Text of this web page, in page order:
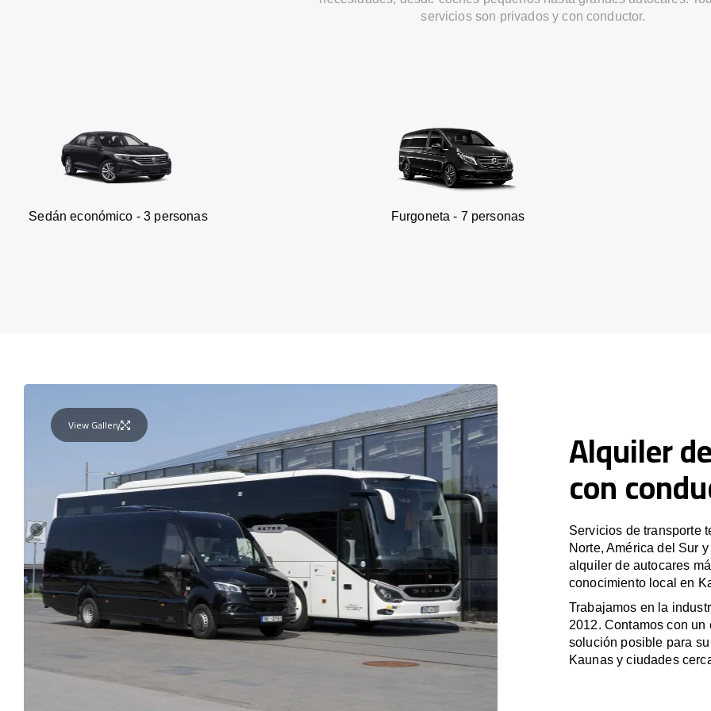
servicios son privados y con conductor.
- 3 personas Furgoneta - 7 personas SUV -
View Gallery Alquiler
con
Servicios de transporte
Norte, América del Sur
alquiler de autocares
conocimiento local en
Trabajamos en la
2012. Contamos con
solución posible para
Kaunas y ciudades